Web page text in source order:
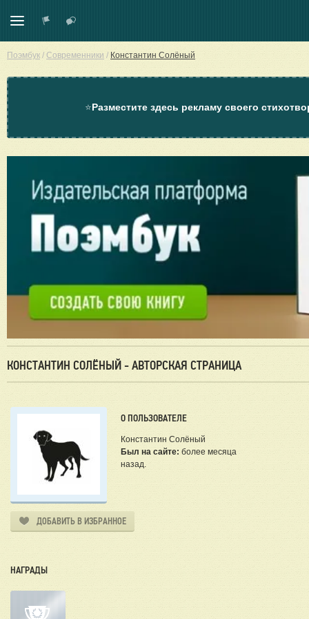
Поэмбук / Современники / Константин Солёный
⭐Разместите здесь рекламу своего
КОНСТАНТИН СОЛЁНЫЙ - АВТОРСКАЯ СТРАНИЦА
О ПОЛЬЗОВАТЕЛЕ
Константин Солёный
Был на сайте: более месяца
назад.
ДОБАВИТЬ В ИЗБРАННОЕ
НАГРАДЫ